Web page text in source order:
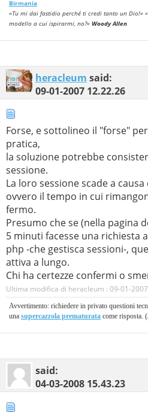
session.cache_expire	180	180
session.cache_limiter	nocache	nocache
session.cookie_domain	no value	no value
session.cookie_path	/	/
session.entropy_length	0	0
session.gc_divisor	100	100
session.gc_maxlifetime	1440	1440
session.gc_probability	1	1
session.referer_check	no value	no value
session.save_path	/tmp_r	/tmp_r
session.serialize_handler	php	php
session.use_cookies	On	On
session.use_only_cookies	Off	Off
Birmania
«Tu mi dai fastidio perché ti credi tanto un Dio!»
modello a cui ispirarmi, no?» Woody Allen
heracleum said:
09-01-2007 12.22.26
Forse, e sottolineo il "forse"
pratica,
la soluzione potrebbe
sessione.
La loro sessione scade a
ovvero il tempo in cui
fermo.
Presumo che se (nella pagina
5 minuti facesse una richiesta
php -che gestisca sessioni-,
attiva a lungo.
Chi ha certezze confermi o
Ultima modifica di heracleum : 09-01-
Avvertimento: richiedere in privato questioni
una supercazzola prematurata come risposta. (
said:
04-03-2008 15.43.23